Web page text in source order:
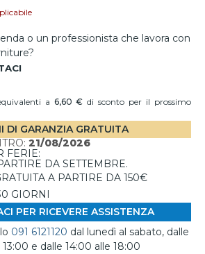
o un professionista che lavora con
a 6,60 € di sconto per il prossimo
DI GARANZIA GRATUITA
21/08/2026
FERIE:
DA SETTEMBRE.
A PARTIRE DA 150€
GIORNI
PER RICEVERE ASSISTENZA
091 6121120 dal lunedì al sabato, dalle
e dalle 14:00 alle 18:00